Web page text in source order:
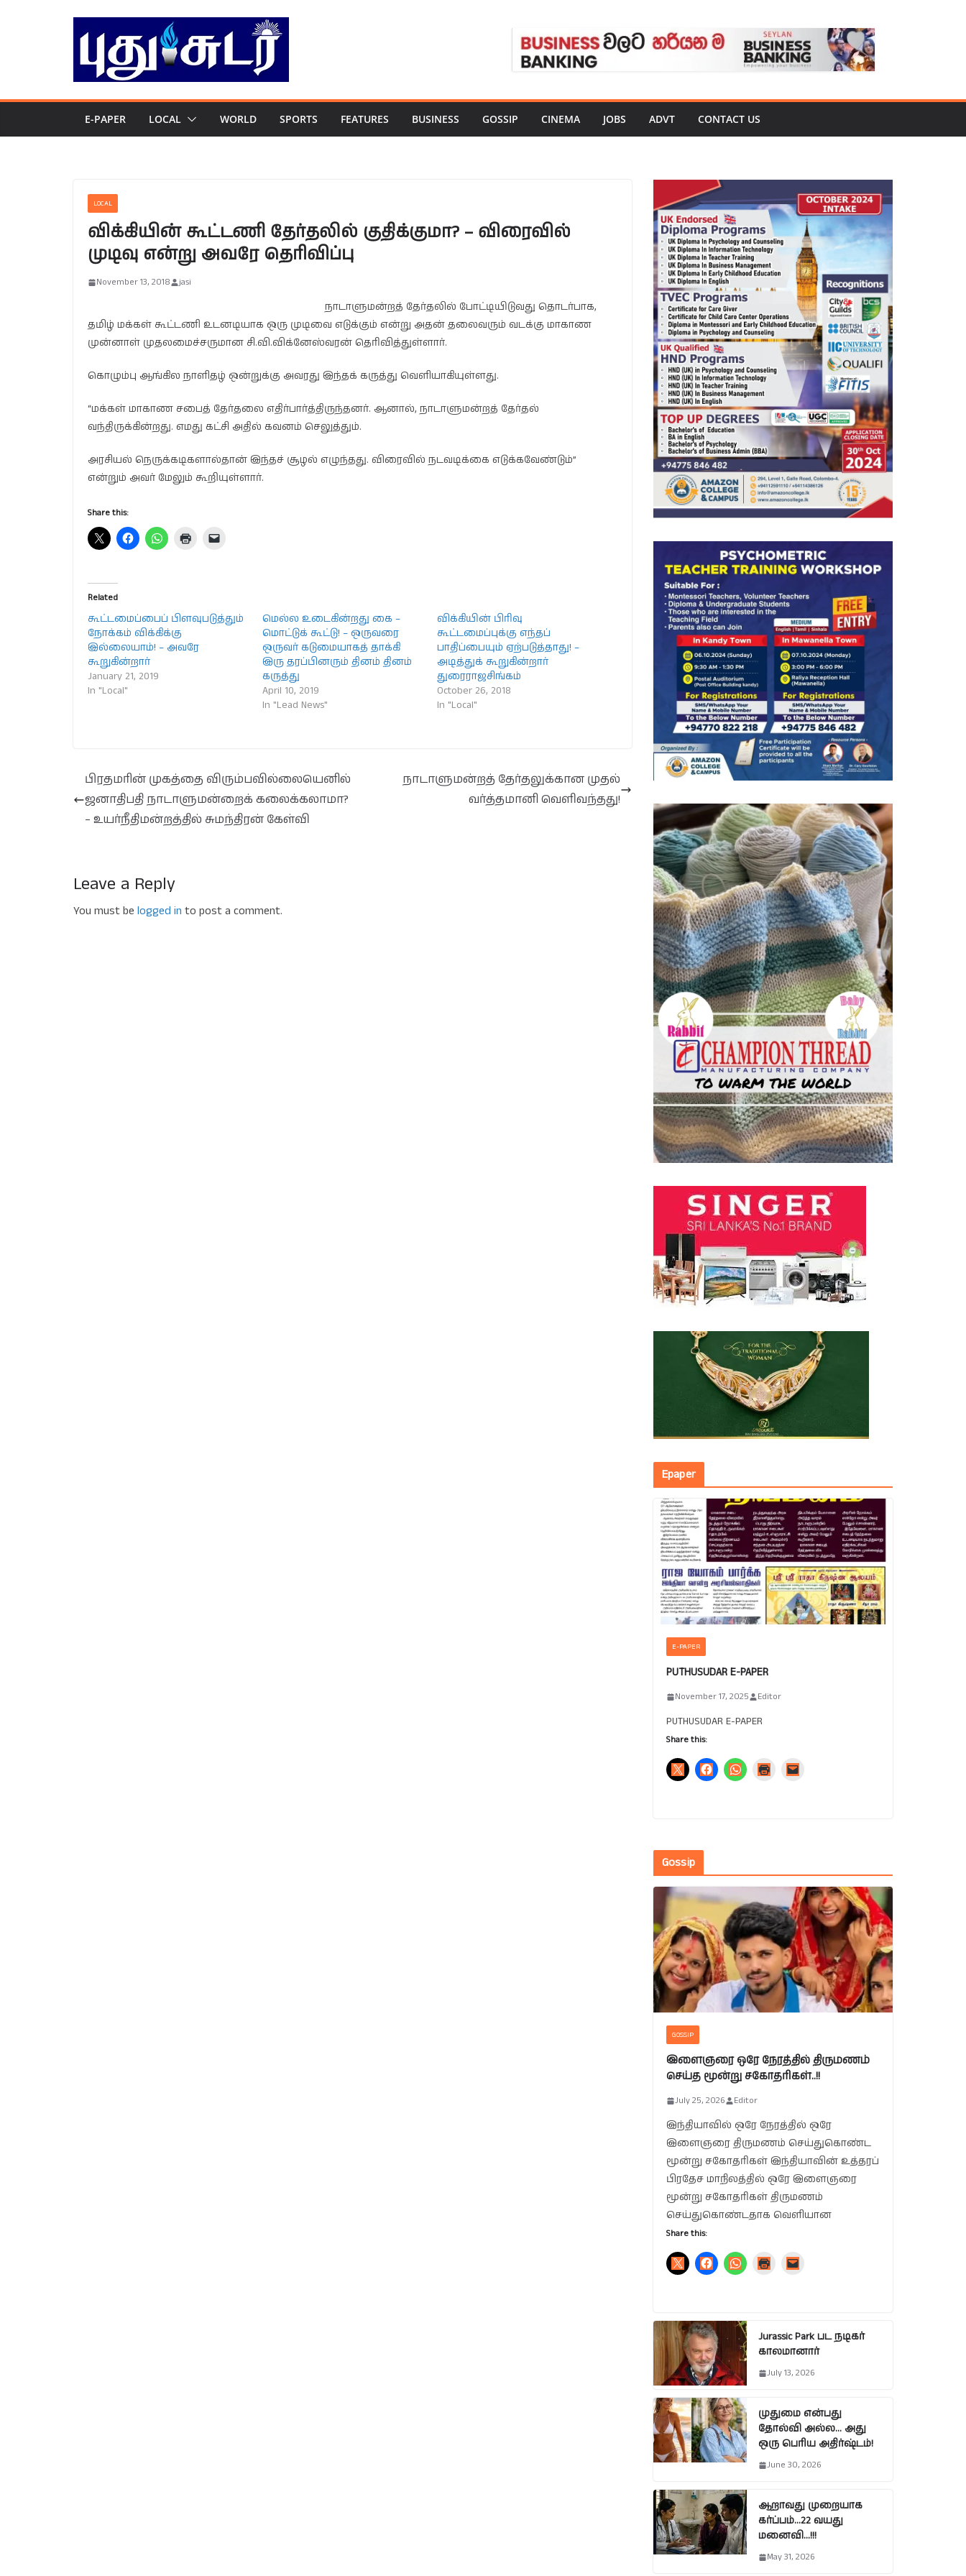
E-PAPER LOCAL WORLD SPORTS FEATURES BUSINESS GOSSIP CINEMA JOBS ADVT CONTACT US
LOCAL
விக்கியின் கூட்டணி தேர்தலில் குதிக்குமா? – விரைவில்
முடிவு என்று அவரே தெரிவிப்பு
November 13, 2018 jasi
நாடாளுமன்றத் தேர்தலில் போட்டியிடுவது தொடர்பாக,
தமிழ் மக்கள் கூட்டணி உடனடியாக ஒரு முடிவை எடுக்கும் என்று அதன் தலைவரும் வடக்கு மாகாண
முன்னாள் முதலமைச்சருமான சி.வி.விக்னேஸ்வரன் தெரிவித்துள்ளார்.
கொழும்பு ஆங்கில நாளிதழ் ஒன்றுக்கு அவரது இந்தக் கருத்து வெளியாகியுள்ளது.
“மக்கள் மாகாண சபைத் தேர்தலை எதிர்பார்த்திருந்தனர். ஆனால், நாடாளுமன்றத் தேர்தல்
வந்திருக்கின்றது. எமது கட்சி அதில் கவனம் செலுத்தும்.
அரசியல் நெருக்கடிகளால்தான் இந்தச் சூழல் எழுந்தது. விரைவில் நடவடிக்கை எடுக்கவேண்டும்”
என்றும் அவர் மேலும் கூறியுள்ளார்.
Share this:
Related
கூட்டமைப்பைப் பிளவுபடுத்தும்
நோக்கம் விக்கிக்கு
இல்லையாம்! – அவரே
கூறுகின்றார்
January 21, 2019
In "Local"
மெல்ல உடைகின்றது கை –
மொட்டுக் கூட்டு! – ஒருவரை
ஒருவர் கடுமையாகத் தாக்கி
இரு தரப்பினரும் தினம் தினம்
கருத்து
April 10, 2019
In "Lead News"
விக்கியின் பிரிவு
கூட்டமைப்புக்கு எந்தப்
பாதிப்பையும் ஏற்படுத்தாது! –
அடித்துக் கூறுகின்றார்
துரைராஜசிங்கம்
October 26, 2018
In "Local"
பிரதமரின் முகத்தை விரும்பவில்லையெனில்
ஜனாதிபதி நாடாளுமன்றைக் கலைக்கலாமா?
– உயர்நீதிமன்றத்தில் சுமந்திரன் கேள்வி
நாடாளுமன்றத் தேர்தலுக்கான முதல்
வர்த்தமானி வெளிவந்தது!
Leave a Reply
You must be logged in to post a comment.
Epaper
E-PAPER
PUTHUSUDAR E-PAPER
November 17, 2025 Editor
PUTHUSUDAR E-PAPER
Share this:
Gossip
GOSSIP
இளைஞரை ஒரே நேரத்தில் திருமணம்
செய்த மூன்று சகோதரிகள்..!!
July 25, 2026 Editor
இந்தியாவில் ஒரே நேரத்தில் ஒரே
இளைஞரை திருமணம் செய்துகொண்ட
மூன்று சகோதரிகள் இந்தியாவின் உத்தரப்
பிரதேச மாநிலத்தில் ஒரே இளைஞரை
மூன்று சகோதரிகள் திருமணம்
செய்துகொண்டதாக வெளியான
Share this:
Jurassic Park பட நடிகர்
காலமானார்
July 13, 2026
முதுமை என்பது
தோல்வி அல்ல… அது
ஒரு பெரிய அதிர்ஷ்டம்!
June 30, 2026
ஆறாவது முறையாக
கர்ப்பம்…22 வயது
மனைவி…!!!
May 31, 2026